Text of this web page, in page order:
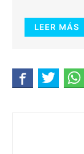
LEER MÁS